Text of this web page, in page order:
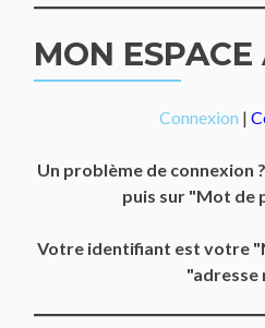
MON
Connexion |
Un problème de connexion
puis sur "Mot de
Votre identifiant est votre
"adresse